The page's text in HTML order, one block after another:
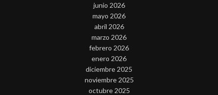
junio 2026
mayo 2026
abril 2026
marzo 2026
febrero 2026
enero 2026
diciembre 2025
noviembre 2025
octubre 2025